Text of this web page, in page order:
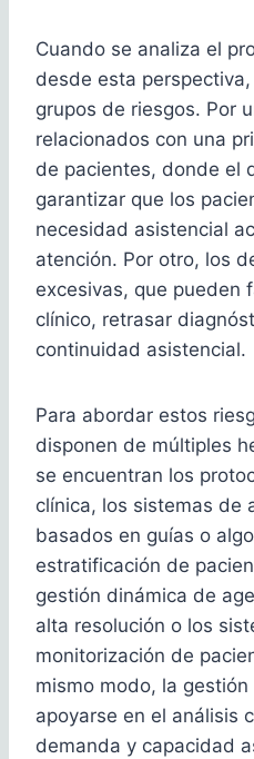
Cuando se analiza el
desde esta
grupos de riesgos. Por
relacionados con una
de pacientes, donde el
garantizar que los
necesidad asistencial
atención. Por otro, los
excesivas, que pueden
clínico, retrasar
continuidad asistencial.
Para abordar estos
disponen de múltiples
se encuentran los
clínica, los sistemas de
basados en guías o
estratificación de
gestión dinámica de
alta resolución o los
monitorización de
mismo modo, la
apoyarse en el análisis
demanda y capacidad